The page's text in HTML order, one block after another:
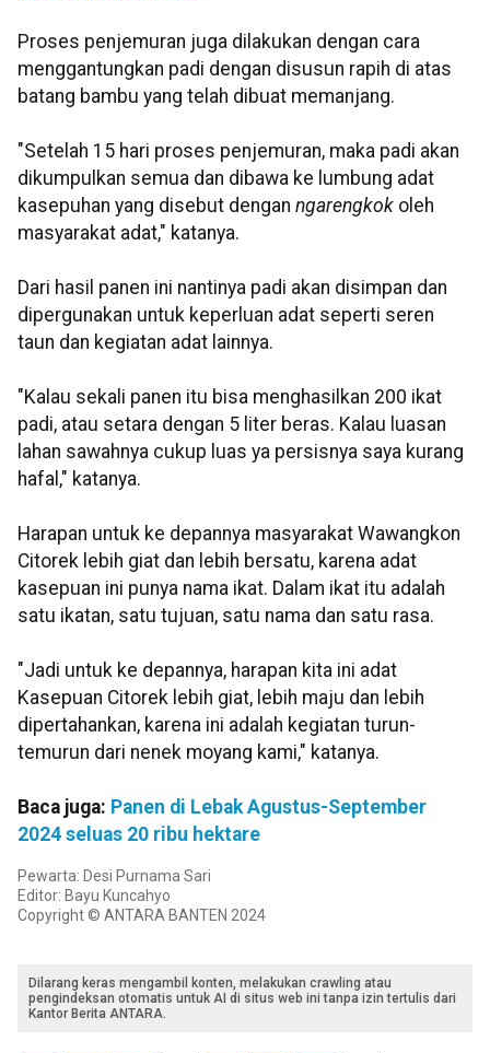
Proses penjemuran juga dilakukan dengan cara
menggantungkan padi dengan disusun rapih di atas
batang bambu yang telah dibuat memanjang.
"Setelah 15 hari proses penjemuran, maka padi akan
dikumpulkan semua dan dibawa ke lumbung adat
kasepuhan yang disebut dengan ngarengkok oleh
masyarakat adat," katanya.
Dari hasil panen ini nantinya padi akan disimpan dan
dipergunakan untuk keperluan adat seperti seren
taun dan kegiatan adat lainnya.
"Kalau sekali panen itu bisa menghasilkan 200 ikat
padi, atau setara dengan 5 liter beras. Kalau luasan
lahan sawahnya cukup luas ya persisnya saya kurang
hafal," katanya.
Harapan untuk ke depannya masyarakat Wawangkon
Citorek lebih giat dan lebih bersatu, karena adat
kasepuan ini punya nama ikat. Dalam ikat itu adalah
satu ikatan, satu tujuan, satu nama dan satu rasa.
"Jadi untuk ke depannya, harapan kita ini adat
Kasepuan Citorek lebih giat, lebih maju dan lebih
dipertahankan, karena ini adalah kegiatan turun-
temurun dari nenek moyang kami," katanya.
Baca juga: Panen di Lebak Agustus-September
2024 seluas 20 ribu hektare
Pewarta: Desi Purnama Sari
Editor: Bayu Kuncahyo
Copyright © ANTARA BANTEN 2024
Dilarang keras mengambil konten, melakukan crawling atau
pengindeksan otomatis untuk AI di situs web ini tanpa izin tertulis dari
Kantor Berita ANTARA.